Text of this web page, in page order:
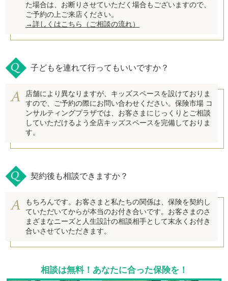
た場合は、お断りさせていただく場合もございますので、
ご予約の上ご来店ください。
→詳しくはこちら（ご相談の流れ）
子どもを連れて行ってもいいですか？
店舗により異なりますが、キッズスペースを設けておりま
すので、ご予約の際にお問い合わせください。保険市場 コ
ンサルティングプラザでは、お客さまにじっくりとご相談
していただけるよう全店キッズスペースを完備しておりま
す。
契約後も相談できますか？
もちろんです。お客さまと私たちの関係は、保険を契約し
ていただいてからが本当のお付き合いです。お客さまのさ
まざまなニーズと人生設計の相談相手として末永くお付き
合いさせていただきます。
相談は無料！あなたに合った保険を！